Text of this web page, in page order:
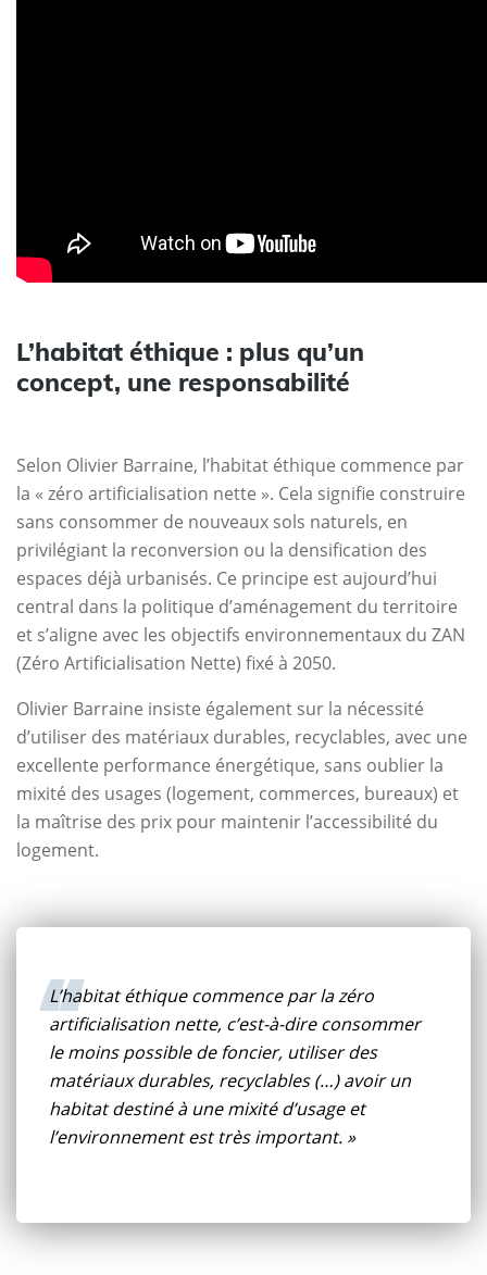
L’habitat éthique : plus qu’un
concept, une responsabilité
Selon Olivier Barraine, l’habitat éthique commence par
la « zéro artificialisation nette ». Cela signifie construire
sans consommer de nouveaux sols naturels, en
privilégiant la reconversion ou la densification des
espaces déjà urbanisés. Ce principe est aujourd’hui
central dans la politique d’aménagement du territoire
et s’aligne avec les objectifs environnementaux du ZAN
(Zéro Artificialisation Nette) fixé à 2050.
Olivier Barraine insiste également sur la nécessité
d’utiliser des matériaux durables, recyclables, avec une
excellente performance énergétique, sans oublier la
mixité des usages (logement, commerces, bureaux) et
la maîtrise des prix pour maintenir l’accessibilité du
logement.
L’habitat éthique commence par la zéro
artificialisation nette, c’est-à-dire consommer
le moins possible de foncier, utiliser des
matériaux durables, recyclables (…) avoir un
habitat destiné à une mixité d’usage et
l’environnement est très important. »